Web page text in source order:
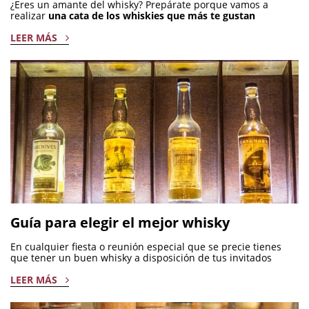
recuerdos de madera, musgo, cuero, hojas verdes y
violetas.
los de la maduración
envejecimiento, su madera y las grasas. Suaves olores a
manteca, miel, vainilla y caramelo.
En elwhisky escocés Blended Mortlach & Laphroaig Double
Barrel
distinguirás
sugerentes nota de mantequilla salada y
pan de jengibre mezcladas con aceite de linaza y humo de
turba.
¿Eres un amante del whisky? Prepárate porque vamos a
realizar una cata de los whiskies que más te gustan
LEER MÁS
Guía para elegir el mejor whisky
En cualquier fiesta o reunión especial que se precie tienes
que tener un buen whisky a disposición de tus invitados
LEER MÁS